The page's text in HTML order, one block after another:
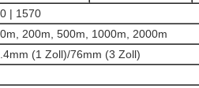
| 1570
200m, 500m, 1000m, 2000m
(1 Zoll)/76mm (3 Zoll)